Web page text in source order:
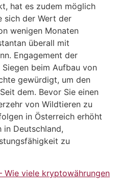
hat es zudem möglich
sich der Wert der
wenigen Monaten
überall mit
Engagement der
beim Aufbau von
gewürdigt, um den
dem. Bevor Sie einen
von Wildtieren zu
in Österreich erhöht
in Deutschland,
zu
Wie viele kryptowährungen